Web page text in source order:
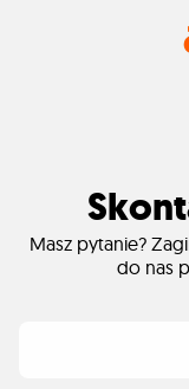
Masz pytanie?
do nas